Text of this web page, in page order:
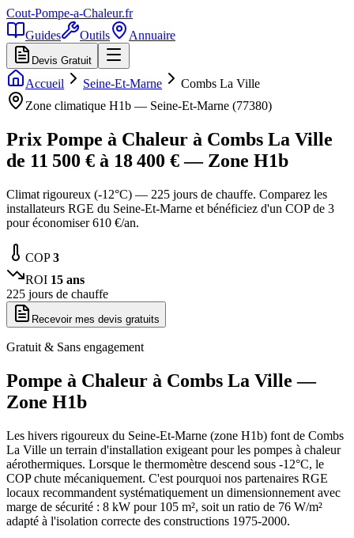
Cout-Pompe-a-Chaleur.fr
Guides
Outils Annuaire
Devis Gratuit
Accueil Seine-Et-Marne
Combs La Ville
Zone climatique H1b — Seine-Et-Marne (77380)
Prix Pompe à Chaleur à Combs La Ville
de 11 500 € à 18 400 € — Zone H1b
Climat rigoureux (-12°C) — 225 jours de chauffe. Comparez les
installateurs RGE du Seine-Et-Marne et bénéficiez d'un COP de 3
pour économiser 610 €/an.
COP3
ROI 15 ans
225 jours de chauffe
Recevoir mes devis gratuits
Gratuit & Sans engagement
Pompe à Chaleur à Combs La Ville —
Zone H1b
Les hivers rigoureux du Seine-Et-Marne (zone H1b) font de Combs
La Ville un terrain d'installation exigeant pour les pompes à chaleur
aérothermiques. Lorsque le thermomètre descend sous -12°C, le
COP chute mécaniquement. C'est pourquoi nos partenaires RGE
locaux recommandent systématiquement un dimensionnement avec
marge de sécurité : 8 kW pour 105 m², soit un ratio de 76 W/m²
adapté à l'isolation correcte des constructions 1975-2000.